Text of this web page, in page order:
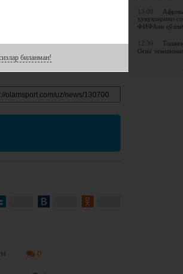
13:08
ҳуқуқларини
ФИФАни
12:39
Осиё
0
биланман!